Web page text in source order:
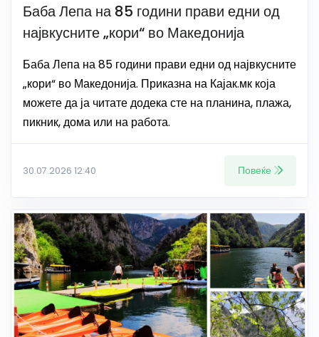
Баба Лепа на 85 години прави едни од
највкусните „кори“ во Македонија
Баба Лепа на 85 години прави едни од највкусните
„кори“ во Македонија. Приказна на Кајак.мк која
можете да ја читате додека сте на планина, плажа,
пикник, дома или на работа.
30.07.2026 12:40 Повеќе